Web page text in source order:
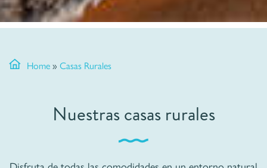
Home» Casas Rurales
Nuestras casas rurales